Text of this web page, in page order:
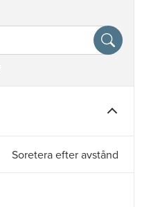
Soretera efter avstånd